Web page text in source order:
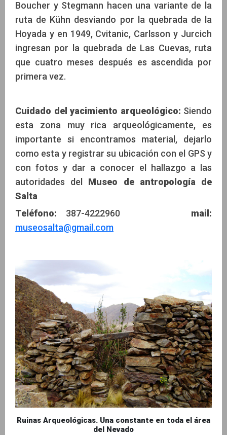
Boucher y Stegmann hacen una variante de la
ruta de Kühn desviando por la quebrada de la
Hoyada y en 1949, Cvitanic, Carlsson y Jurcich
ingresan por la quebrada de Las Cuevas, ruta
que cuatro meses después es ascendida por
primera vez.
Cuidado del yacimiento arqueológico: Siendo
esta zona muy rica arqueológicamente, es
importante si encontramos material, dejarlo
como esta y registrar su ubicación con el GPS y
con fotos y dar a conocer el hallazgo a las
autoridades del Museo de antropología de
Salta
Teléfono: 387-4222960 mail:
museosalta@gmail.com
Ruinas Arqueológicas. Una constante en toda el área
del Nevado